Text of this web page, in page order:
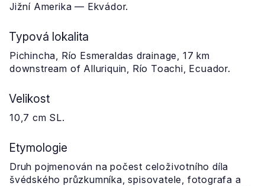
Jižní Amerika — Ekvádor.
Typová lokalita
Pichincha, Río Esmeraldas drainage, 17 km
downstream of Alluriquin, Río Toachi, Ecuador.
Velikost
10,7 cm SL.
Etymologie
Druh pojmenován na počest celoživotního díla
švédského průzkumníka, spisovatele, fotografa a